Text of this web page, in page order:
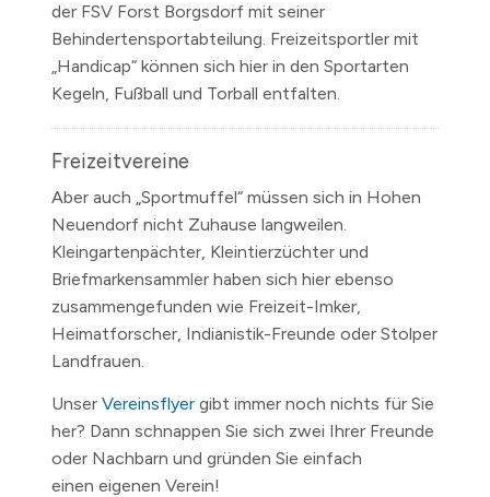
der FSV Forst Borgsdorf mit seiner
Behindertensportabteilung. Freizeitsportler mit
„Handicap“ können sich hier in den Sportarten
Kegeln, Fußball und Torball entfalten.
Freizeitvereine
Aber auch „Sportmuffel“ müssen sich in Hohen
Neuendorf nicht Zuhause langweilen.
Kleingartenpächter, Kleintierzüchter und
Briefmarkensammler haben sich hier ebenso
zusammengefunden wie Freizeit-Imker,
Heimatforscher, Indianistik-Freunde oder Stolper
Landfrauen.
Unser Vereinsflyer gibt immer noch nichts für Sie
her? Dann schnappen Sie sich zwei Ihrer Freunde
oder Nachbarn und gründen Sie einfach
einen eigenen Verein!